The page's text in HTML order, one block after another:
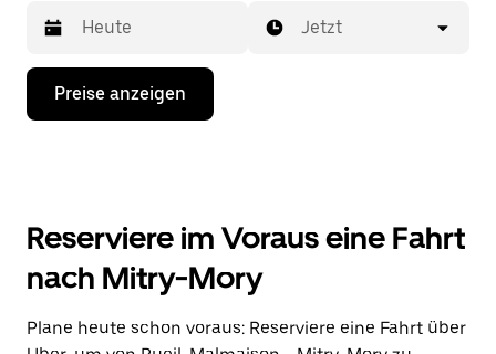
Drücke
Nach-
Kalender
interagieren
ein
Datum
Jetzt
Preise anzeigen
Reserviere im Voraus eine Fahrt
nach Mitry-Mory
Plane heute schon voraus: Reserviere eine Fahrt über